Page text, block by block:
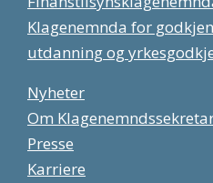
Klagenemnda for
utdanning og
Nyheter
Om
Presse
Karriere